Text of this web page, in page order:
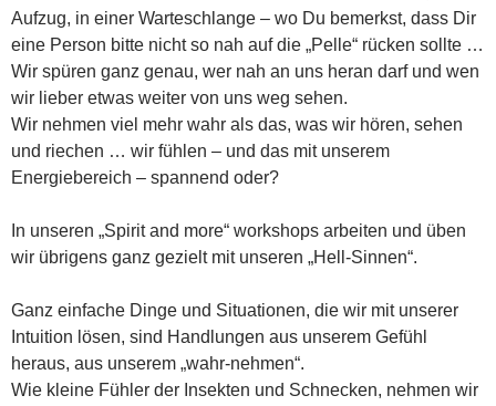
Aufzug, in einer Warteschlange – wo Du bemerkst, dass Dir
eine Person bitte nicht so nah auf die „Pelle“ rücken sollte …
Wir spüren ganz genau, wer nah an uns heran darf und wen
wir lieber etwas weiter von uns weg sehen.
Wir nehmen viel mehr wahr als das, was wir hören, sehen
und riechen … wir fühlen – und das mit unserem
Energiebereich – spannend oder?
In unseren „Spirit and more“ workshops arbeiten und üben
wir übrigens ganz gezielt mit unseren „Hell-Sinnen“.
Ganz einfache Dinge und Situationen, die wir mit unserer
Intuition lösen, sind Handlungen aus unserem Gefühl
heraus, aus unserem „wahr-nehmen“.
Wie kleine Fühler der Insekten und Schnecken, nehmen wir